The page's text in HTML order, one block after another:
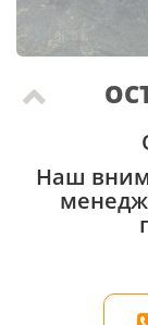
Наш